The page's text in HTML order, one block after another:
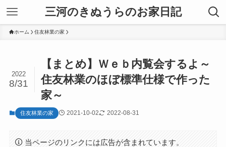
三河のきぬうらのお家日記
ホーム 住友林業の家
【まとめ】Ｗｅｂ内覧会するよ～
住友林業のほぼ標準仕様で作った
家～
2022
8/31
住友林業の家 2021-10-02 2022-08-31
当ページのリンクには広告が含まれています。